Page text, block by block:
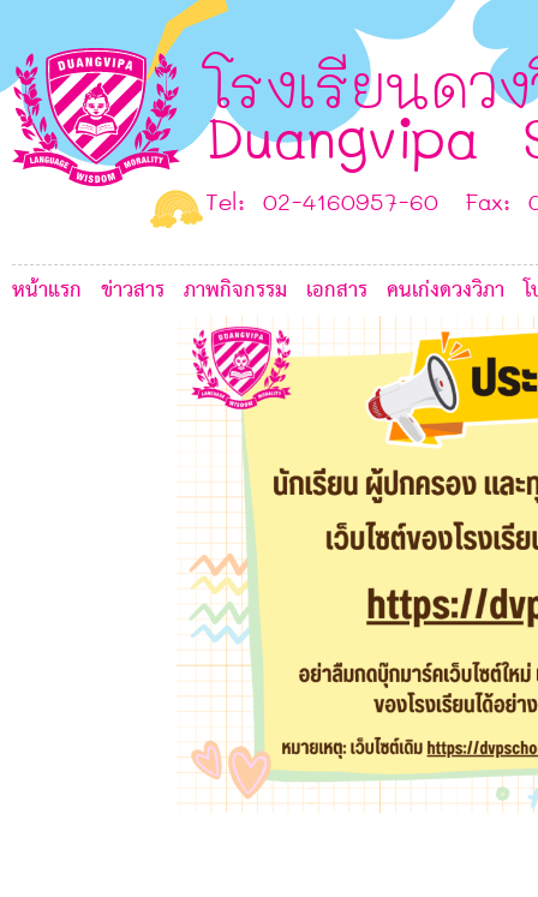
โรงเรียนดว
Duangvipa
Tel: 02-4160957-60 Fax:
หน้าแรก ข่าวสาร ภาพกิจกรรม เอกสาร คนเก่งดวงวิภา
E